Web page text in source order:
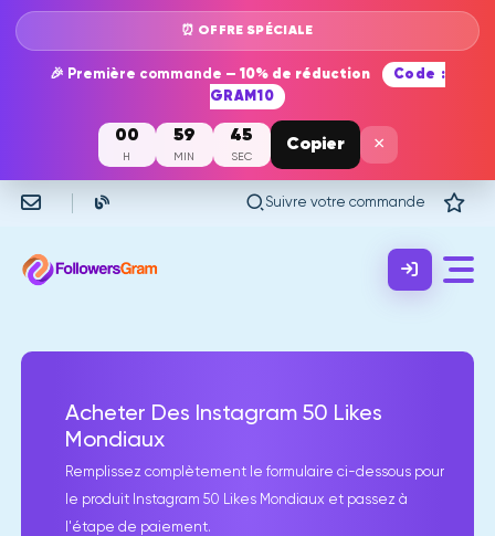
⏰ OFFRE SPÉCIALE
🎉 Première commande — 10% de réduction
Code :
GRAM10
00
H
59
MIN
45
SEC
Copier ×
Suivre votre commande
Acheter Des Instagram 50 Likes
Mondiaux
Remplissez complètement le formulaire ci-dessous pour
le produit Instagram 50 Likes Mondiaux et passez à
l'étape de paiement.